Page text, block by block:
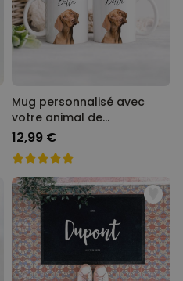
Mug personnalisé avec
votre animal de
compagnie
12,99 €